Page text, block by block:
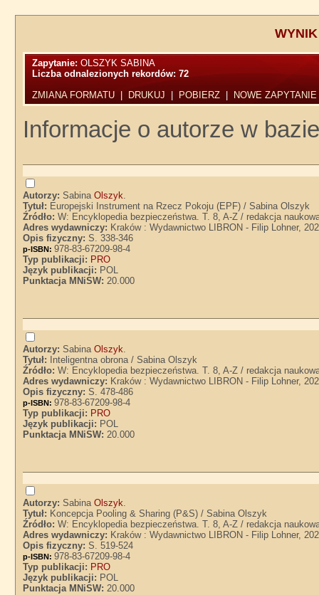
Zapytanie:OLSZYK SABINA
Liczba odnalezionych rekordów:72
ZMIANA FORMATU
DRUKUJ POBIERZ NOWE ZAPYTANIE
Informacje o autorze w
Autorzy:SabinaOlszyk.
Tytuł: Europejski Instrument na Rzecz Pokoju (EPF) / Sabina Olszyk
Źródło:W: Encyklopedia bezpieczeństwa. T. 8, A-Z / redakcja
Adres wydawniczy: Kraków : Wydawnictwo LIBRON - Filip Lohner,
Opis fizyczny:S. 338-346
p-ISBN:978-83-67209-98-4
Typ publikacji: PRO
Język publikacji: POL
Punktacja MNiSW:20.000
Autorzy:SabinaOlszyk.
Tytuł:
Inteligentna obrona / Sabina Olszyk
Źródło:W: Encyklopedia bezpieczeństwa. T. 8, A-Z / redakcja
Adres wydawniczy: Kraków : Wydawnictwo LIBRON - Filip Lohner,
Opis fizyczny:S. 478-486
p-ISBN:978-83-67209-98-4
Typ publikacji: PRO
Język publikacji: POL
Punktacja MNiSW:20.000
Autorzy:SabinaOlszyk.
Tytuł: Koncepcja Pooling & Sharing (P&S) / Sabina Olszyk
Źródło:W: Encyklopedia bezpieczeństwa. T. 8, A-Z / redakcja
Adres wydawniczy: Kraków : Wydawnictwo LIBRON - Filip Lohner,
Opis fizyczny:S. 519-524
p-ISBN:978-83-67209-98-4
Typ publikacji: PRO
Język publikacji: POL
Punktacja MNiSW:20.000